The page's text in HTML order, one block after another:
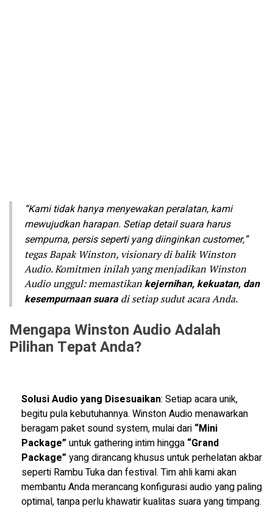
“Kami tidak hanya menyewakan peralatan, kami
mewujudkan harapan. Setiap detail suara harus
sempurna, persis seperti yang diinginkan customer,”
tegas Bapak Winston, visionary di balik Winston
Audio. Komitmen inilah yang menjadikan Winston
Audio unggul: memastikan kejernihan, kekuatan, dan
kesempurnaan suaradi setiap sudut acara Anda.
Mengapa Winston Audio Adalah
Pilihan Tepat Anda?
Solusi Audio yang Disesuaikan: Setiap acara unik,
begitu pula kebutuhannya. Winston Audio menawarkan
beragam paket sound system, mulai dari “Mini
Package” untuk gathering intim hingga “Grand
Package” yang dirancang khusus untuk perhelatan akbar
seperti Rambu Tuka dan festival. Tim ahli kami akan
membantu Anda merancang konfigurasi audio yang paling
optimal, tanpa perlu khawatir kualitas suara yang timpang.